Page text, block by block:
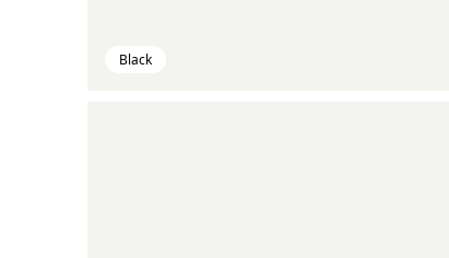
Black